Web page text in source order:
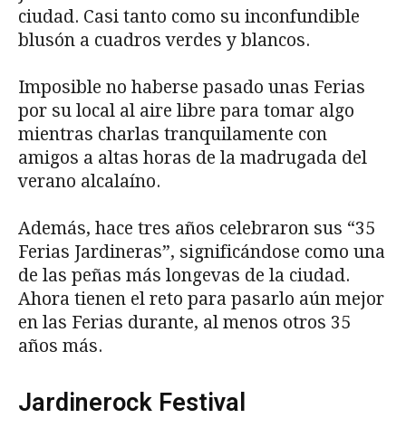
ciudad. Casi tanto como su inconfundible
blusón a cuadros verdes y blancos.
Imposible no haberse pasado unas Ferias
por su local al aire libre para tomar algo
mientras charlas tranquilamente con
amigos a altas horas de la madrugada del
verano alcalaíno.
Además, hace tres años celebraron sus “35
Ferias Jardineras”, significándose como una
de las peñas más longevas de la ciudad.
Ahora tienen el reto para pasarlo aún mejor
en las Ferias durante, al menos otros 35
años más.
Jardinerock Festival